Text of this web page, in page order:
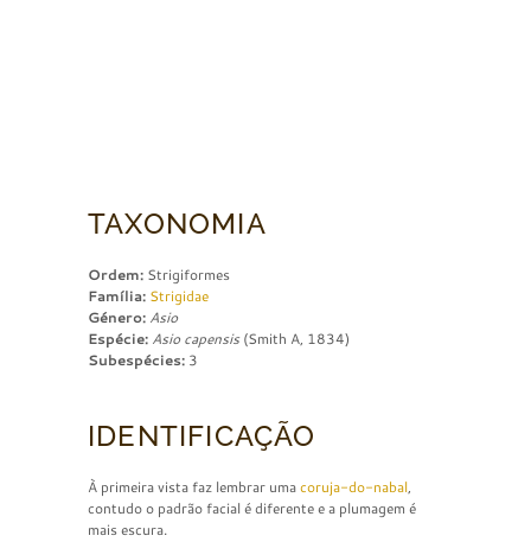
TAXONOMIA
Ordem: Strigiformes
Família: Strigidae
Género: Asio
Espécie: Asio capensis(Smith A, 1834)
Subespécies: 3
IDENTIFICAÇÃO
À primeira vista faz lembrar umacoruja-do-nabal,
contudo o padrão facial é diferente e a plumagem é
mais escura.